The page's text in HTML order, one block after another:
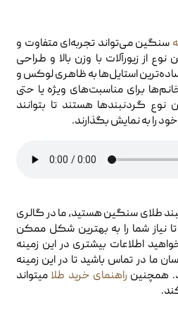
سنگین می‌تواند تجربه‌ای متفاوت و
از زیورآلات با وزن بالا و طراحی
استایل‌ها به ظاهری لوکس و
برای مناسبت‌های ویژه یا حتی
نوع گردنبندها هستند تا بتوانند
را به نمایش بگذارند.
طلای سنگین هستید، ما در گالری
نیاز شما را به بهترین شکل ممکن
اطلاعات بیشتری در این زمینه
ما در تماس باشید تا در این زمینه
همچنین راهنمای خرید طلامیتواند